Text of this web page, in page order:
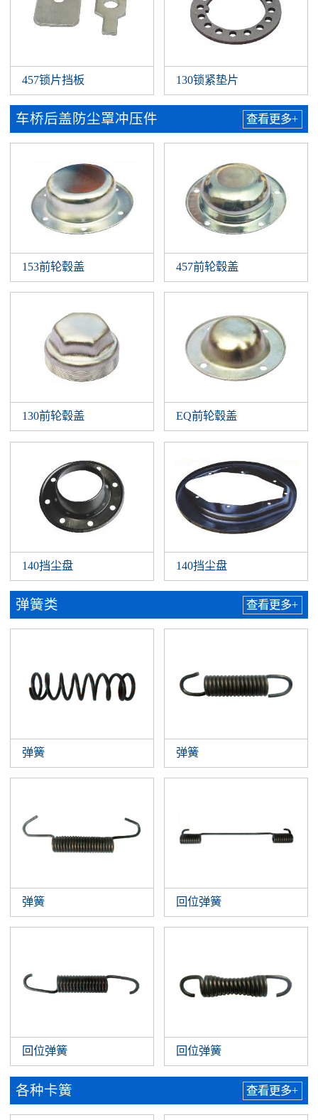
457锁片挡板 130锁紧垫片
车桥后盖防尘罩冲压件 查看更多+
153前轮毂盖 457前轮毂盖
130前轮毂盖 EQ前轮毂盖
140挡尘盘 140挡尘盘
弹簧类 查看更多+
弹簧 弹簧
弹簧 回位弹簧
回位弹簧 回位弹簧
各种卡簧 查看更多+